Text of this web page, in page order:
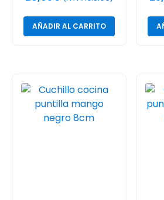
AÑADIR AL CARRITO